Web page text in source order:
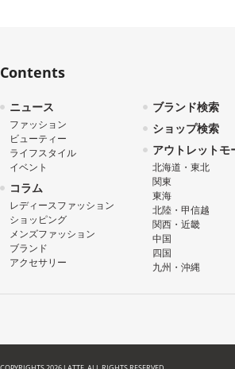
Contents
ニュース
ファッション
ビューティー
ライフスタイル
イベント
コラム
レディースファッション
ショッピング
メンズファッション
ブランド
アクセサリー
ブランド検索
ショップ検索
アウトレットモ
北海道・東北
関東
東海
北陸・甲信越
関西・近畿
中国
四国
九州・沖縄